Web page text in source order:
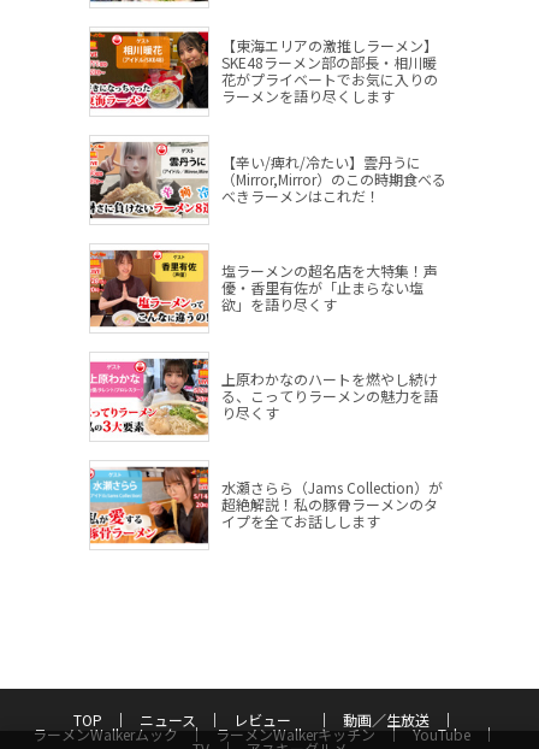
【東海エリアの激推しラーメン】
SKE48ラーメン部の部長・相川暖
花がプライベートでお気に入りの
ラーメンを語り尽くします
【辛い/痺れ/冷たい】雲丹うに
（Mirror,Mirror）のこの時期食べる
べきラーメンはこれだ！
塩ラーメンの超名店を大特集！声
優・香里有佐が「止まらない塩
欲」を語り尽くす
上原わかなのハートを燃やし続け
る、こってりラーメンの魅力を語
り尽くす
水瀬さらら（Jams Collection）が
超絶解説！私の豚骨ラーメンのタ
イプを全てお話しします
TOP ニュース レビュー 動画／生放送
ラーメンWalkerムック ラーメンWalkerキッチン YouTube